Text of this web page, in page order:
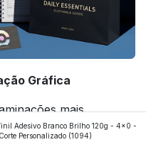
Gráfica
mais
FuturaIM? Então,
Adesivo Branco Brilho 120g - 4x0 -
Personalizado (1094)